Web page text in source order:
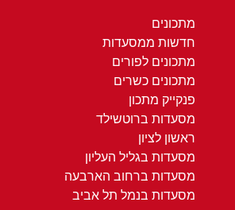
מתכונים
חדשות ממסעדות
מתכונים לפורים
מתכונים כשרים
פנקייק מתכון
מסעדות ברוטשילד
ראשון לציון
מסעדות בגליל העליון
מסעדות ברחוב הארבעה
מסעדות בנמל תל אביב